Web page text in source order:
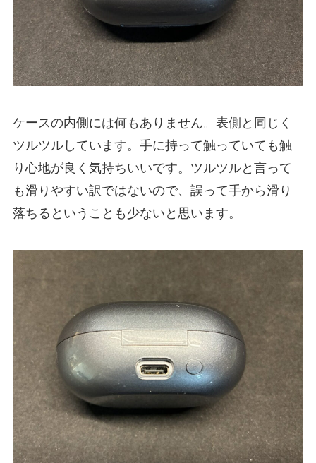
ケースの内側には何もありません。表側と同じく
ツルツルしています。手に持って触っていても触
り心地が良く気持ちいいです。ツルツルと言って
も滑りやすい訳ではないので、誤って手から滑り
落ちるということも少ないと思います。